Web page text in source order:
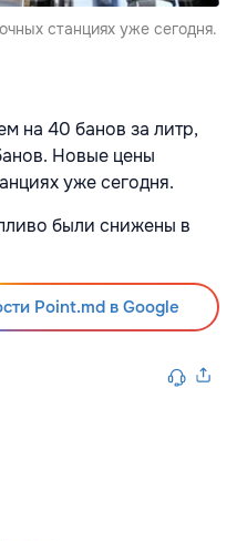
станциях уже сегодня.
на 40 банов за литр,
Новые цены
уже сегодня.
были снижены в
Point.md в Google